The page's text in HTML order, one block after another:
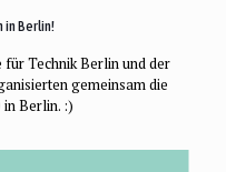
in Berlin!
für Technik Berlin und der
gemeinsam die
Berlin. :)